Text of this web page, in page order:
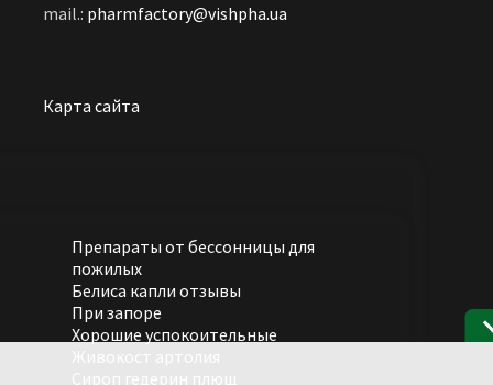
mail.: pharmfactory@vishpha.ua
Карта сайта
Препараты от бессонницы для
пожилых
Белиса капли отзывы
При запоре
Хорошие успокоительные